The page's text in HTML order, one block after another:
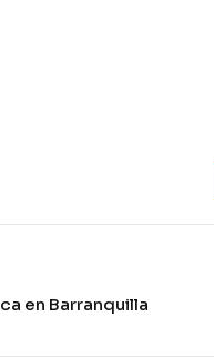
en Barranquilla